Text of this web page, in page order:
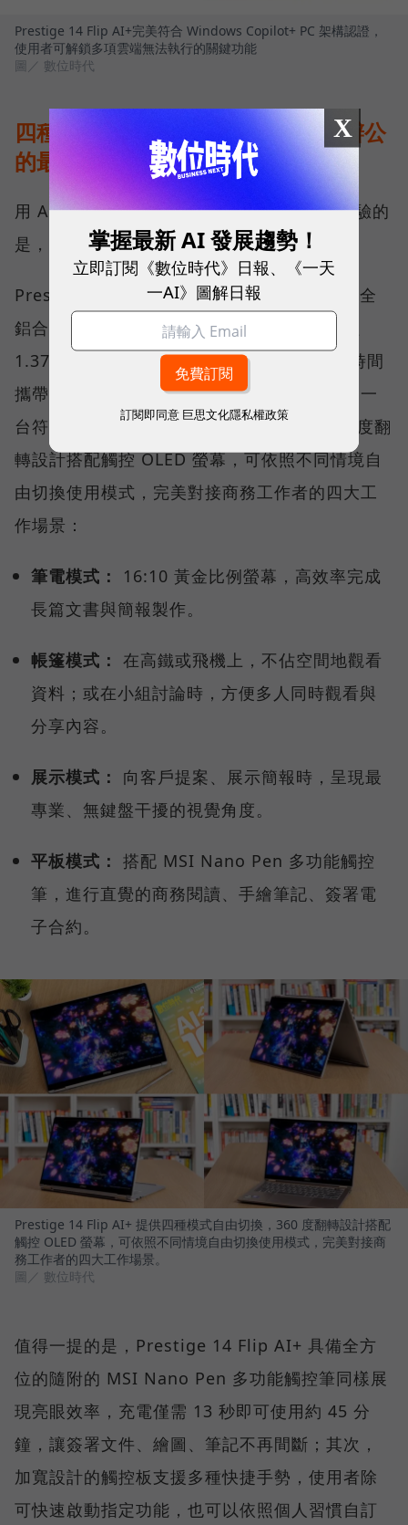
Prestige 14 Flip AI+完美符合 Windows Copilot+ PC 架構認證，
使用者可解鎖多項雲端無法執行的關鍵功能
圖／ 數位時代
四種模式自由切換，完美補足行動辦公
的最後一哩路
用 AI 提升效率只是第一步，真正影響使用體驗的
是，筆電與人互動的每一個細節。
Prestige 14 Flip AI+ 採用全新的精工設計，全
鋁合金打造的纖薄機身搭配弧形圓角，重量僅
1.37 公斤，不僅兼具質感與耐用性，更讓長時間
攜帶變得更加舒適。值得特別一提的是，它是一
台符合行動工作需求的 2 in 1 AI 筆電，360 度翻
轉設計搭配觸控 OLED 螢幕，可依照不同情境自
由切換使用模式，完美對接商務工作者的四大工
作場景：
筆電模式：
16:10 黃金比例螢幕，高效率完成
長篇文書與簡報製作。
帳篷模式： 在高鐵或飛機上，不佔空間地觀看
資料；或在小組討論時，方便多人同時觀看與
分享內容。
展示模式：
向客戶提案、展示簡報時，呈現最
專業、無鍵盤干擾的視覺角度。
平板模式： 搭配 MSI Nano Pen 多功能觸控
筆，進行直覺的商務閱讀、手繪筆記、簽署電
子合約。
Prestige 14 Flip AI+ 提供四種模式自由切換，360 度翻轉設計搭配
觸控 OLED 螢幕，可依照不同情境自由切換使用模式，完美對接商
務工作者的四大工作場景。
圖／ 數位時代
值得一提的是，Prestige 14 Flip AI+ 具備全方
位的隨附的 MSI Nano Pen 多功能觸控筆同樣展
現亮眼效率，充電僅需 13 秒即可使用約 45 分
鐘，讓簽署文件、繪圖、筆記不再間斷；其次，
加寬設計的觸控板支援多種快捷手勢，使用者除
可快速啟動指定功能，也可以依照個人習慣自訂
X
掌握最新 AI 發展趨勢！
立即訂閱《數位時代》日報、《一天
一AI》圖解日報
訂閱即同意 巨思文化隱私權政策